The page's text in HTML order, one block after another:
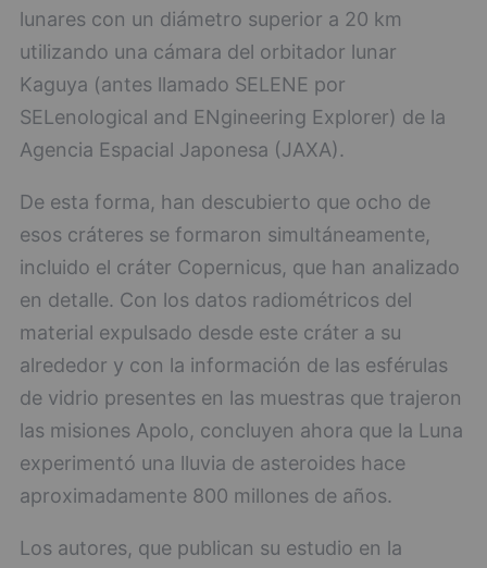
lunares con un diámetro superior a 20 km
utilizando una cámara del orbitador lunar
Kaguya (antes llamado SELENE por
SELenological and ENgineering Explorer) de la
Agencia Espacial Japonesa (JAXA).
De esta forma, han descubierto que ocho de
esos cráteres se formaron simultáneamente,
incluido el cráter Copernicus, que han analizado
en detalle. Con los datos radiométricos del
material expulsado desde este cráter a su
alrededor y con la información de las esférulas
de vidrio presentes en las muestras que trajeron
las misiones Apolo, concluyen ahora que la Luna
experimentó una lluvia de asteroides hace
aproximadamente 800 millones de años.
Los autores, que publican su estudio en la